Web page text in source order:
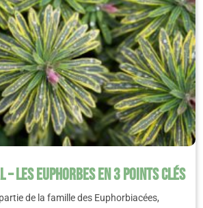
– Les Euphorbes en 3 points clés
de la famille des Euphorbiacées,